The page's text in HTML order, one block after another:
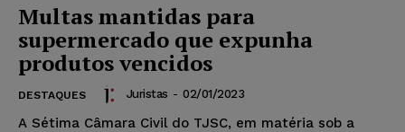
Multas mantidas para
supermercado que expunha
produtos vencidos
DESTAQUES Juristas - 02/01/2023
A Sétima Câmara Civil do TJSC, em matéria sob a